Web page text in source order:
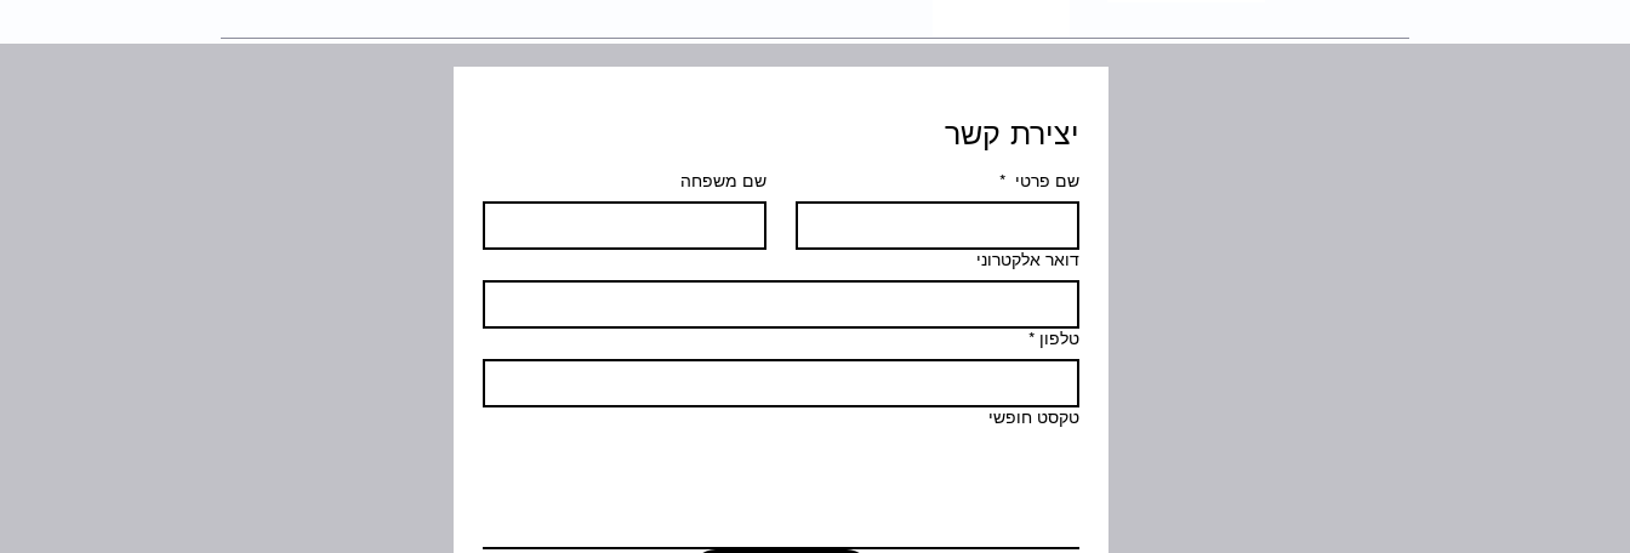
יצירת קשר
שם פרטי * שם משפחה
דואר אלקטרוני
טלפון *
טקסט חופשי